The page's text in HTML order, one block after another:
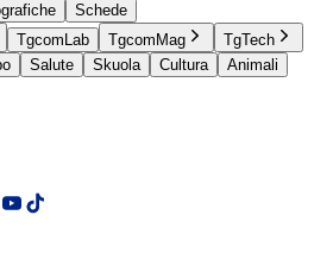
Schede
TgcomLab TgcomMag
TgTech
Salute Skuola Cultura
Animali